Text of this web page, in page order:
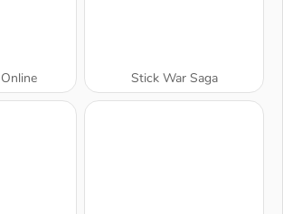
Stick War Saga